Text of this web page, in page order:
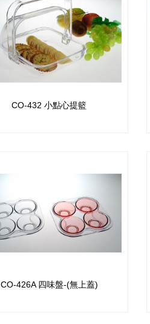
CO-432 小點心提籃
CO-426A 四味盤-(無上蓋)